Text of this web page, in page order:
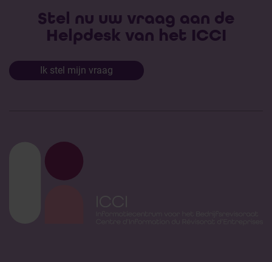
Stel nu uw vraag aan de
Helpdesk van het ICCI
Ik stel mijn vraag